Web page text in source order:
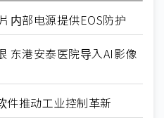
内部电源提供EOS防护
东港安泰医院导入AI影像
件推动工业控制革新